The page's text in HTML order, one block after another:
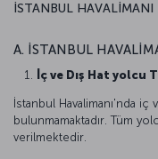
İSTANBUL HAVALİMANI
A. İSTANBUL
İç ve Dış Hat yolcu
İstanbul Havalimanı'nda iç
bulunmamaktadır. Tüm
verilmektedir.